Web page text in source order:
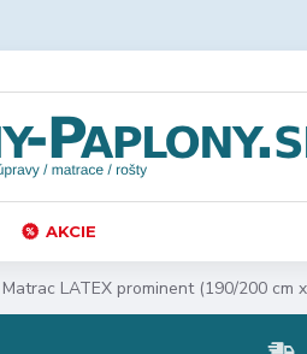
AKCIE
Matrac LATEX prominent (190/200 cm